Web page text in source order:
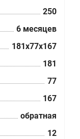
250
6 месяцев
181x77x167
181
77
167
обратная
12